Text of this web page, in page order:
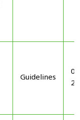
Guidelines